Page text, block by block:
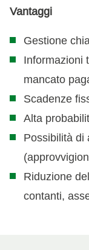
Vantaggi
Gestione
Informazioni
mancato
Scadenze
Alta
Possibilità di
Riduzione
contanti,